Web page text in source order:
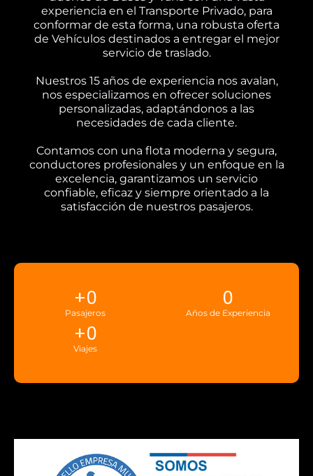
experiencia en el Transporte Privado, para
conformar de esta forma, una robusta oferta
de Vehículos destinados a entregar el mejor
servicio de traslado.
Nuestros 15 años de experiencia nos avalan,
nos especializamos en ofrecer soluciones
personalizadas, adaptándonos a las
necesidades de cada cliente.
Contamos con una flota moderna y segura,
conductores profesionales y un enfoque en la
excelencia, garantizamos un servicio
confiable, eficaz y siempre orientado a la
satisfacción de nuestros pasajeros.
Pasajeros
+0
Años de Experiencia
0
Viajes
+0